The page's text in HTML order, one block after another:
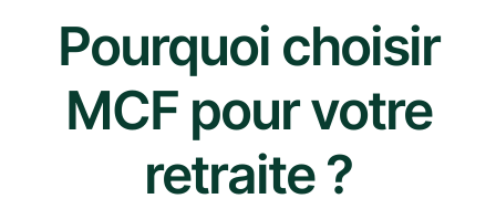
Pourquoi choisir
MCF pour votre
retraite ?